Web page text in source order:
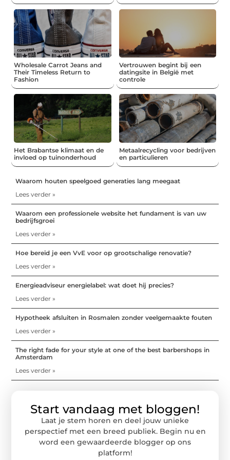
Wholesale Carrot Jeans and
Their Timeless Return to
Fashion
Vertrouwen begint bij een
datingsite in België met
controle
Het Brabantse klimaat en de
invloed op tuinonderhoud
Metaalrecycling voor bedrijven
en particulieren
Waarom houten speelgoed generaties lang meegaat
Lees verder »
Waarom een professionele website het fundament is van uw
bedrijfsgroei
Lees verder »
Hoe bereid je een VvE voor op grootschalige renovatie?
Lees verder »
Energieadviseur energielabel: wat doet hij precies?
Lees verder »
Hypotheek afsluiten in Rosmalen zonder veelgemaakte fouten
Lees verder »
The right fade for your style at one of the best barbershops in
Amsterdam
Lees verder »
Start vandaag met bloggen!
Laat je stem horen en deel jouw unieke
perspectief met een breed publiek. Begin nu en
word een gewaardeerde blogger op ons
platform!